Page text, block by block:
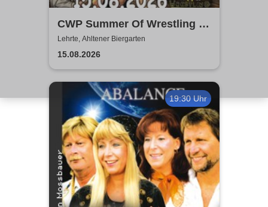
CWP Summer Of Wrestling -
Open Air
Lehrte, Ahltener Biergarten
15.08.2026
19:30 Uhr